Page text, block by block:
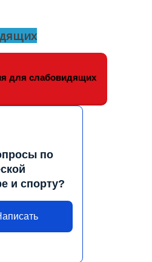
для слабовидящих
по
и спорту?